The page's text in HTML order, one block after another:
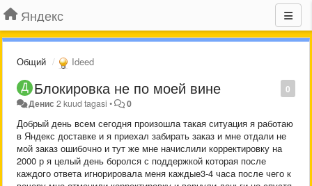
Яндекс
Общий Ideed
0
Блокировка не по моей вине
Денис 2 kuud tagasi • 0
Добрый день всем сегодня произошла такая ситуация я работаю
в Яндекс доставке и я приехал забирать заказ и мне отдали не
мой заказ ошибочно и тут же мне начислили корректировку на
2000 р я целый день боролся с поддержкой которая после
каждого ответа игнорировала меня каждые3-4 часа после чего к